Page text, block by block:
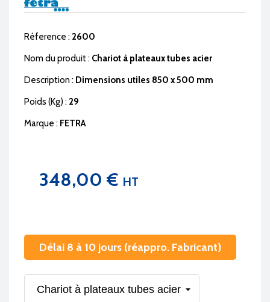
Réference :2600
Nom du produit : Chariot à plateaux tubes acier
Description : Dimensions utiles 850 x 500 mm
Poids (Kg) :29
Marque : FETRA
348,00 € HT
Délai 8 à 10 jours (réappro. Fabricant)